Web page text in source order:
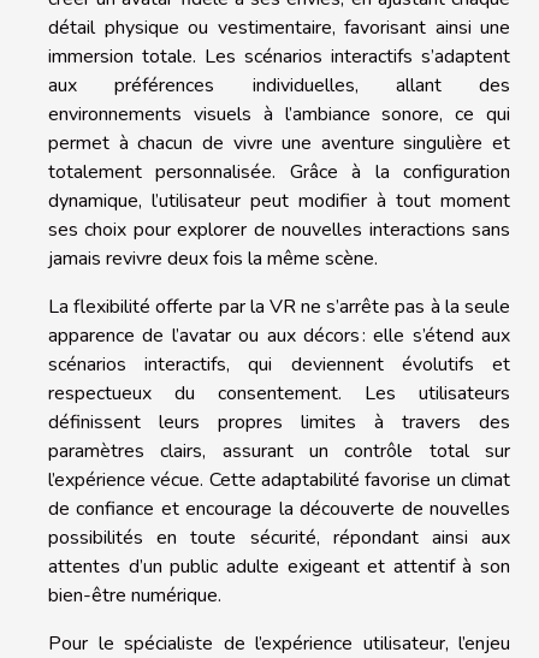
détail physique ou vestimentaire, favorisant ainsi une
immersion totale. Les scénarios interactifs s’adaptent
aux préférences individuelles, allant des
environnements visuels à l’ambiance sonore, ce qui
permet à chacun de vivre une aventure singulière et
totalement personnalisée. Grâce à la configuration
dynamique, l’utilisateur peut modifier à tout moment
ses choix pour explorer de nouvelles interactions sans
jamais revivre deux fois la même scène.
La flexibilité offerte par la VR ne s’arrête pas à la seule
apparence de l’avatar ou aux décors : elle s’étend aux
scénarios interactifs, qui deviennent évolutifs et
respectueux du consentement. Les utilisateurs
définissent leurs propres limites à travers des
paramètres clairs, assurant un contrôle total sur
l’expérience vécue. Cette adaptabilité favorise un climat
de confiance et encourage la découverte de nouvelles
possibilités en toute sécurité, répondant ainsi aux
attentes d’un public adulte exigeant et attentif à son
bien-être numérique.
Pour le spécialiste de l’expérience utilisateur, l’enjeu